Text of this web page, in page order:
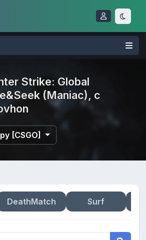
Strike: Global
(Maniac), с
Выберите игру [CSGO]
DeathMatch Surf